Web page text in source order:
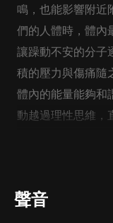
鳴，也能影響附近
們的人體時，體內
讓躁動不安的分子
積的壓力與傷痛隨
體內的能量能夠和
動越過理性思維，
入身體核心，與內
聲音